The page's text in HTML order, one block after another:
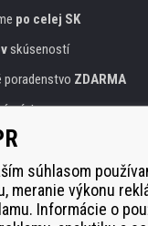
po celej SK
skúseností
poradenstvo ZDARMA
prístup
on-line platby
súhlasom
meranie výkonu
Informácie o